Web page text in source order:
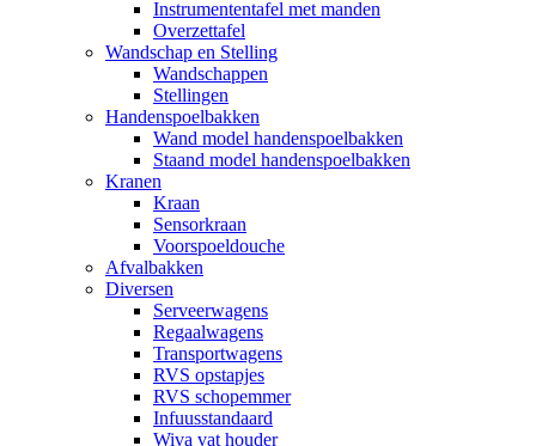
Instrumententafel met manden
Overzettafel
Wandschap en Stelling
Wandschappen
Stellingen
Handenspoelbakken
Wand model handenspoelbakken
Staand model handenspoelbakken
Kranen
Kraan
Sensorkraan
Voorspoeldouche
Afvalbakken
Diversen
Serveerwagens
Regaalwagens
Transportwagens
RVS opstapjes
RVS schopemmer
Infuusstandaard
Wiva vat houder